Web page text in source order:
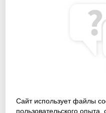
Сайт использует файлы
пользовательского опыта,